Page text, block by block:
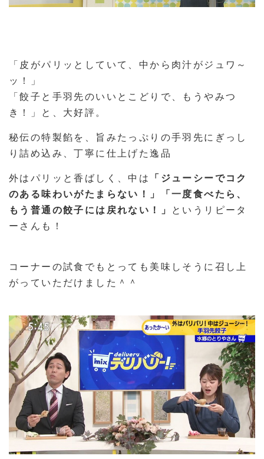
「皮がパリッとしていて、中から肉汁がジュワ～
ッ！」
「餃子と手羽先のいいとこどりで、もうやみつ
き！」と、大好評。
秘伝の特製餡を、旨みたっぷりの手羽先にぎっし
り詰め込み、丁寧に仕上げた逸品
外はパリッと香ばしく、中は
「ジューシーでコク
のある味わいがたまらない！」「一度食べたら、
もう普通の餃子には戻れない！」
というリピータ
ーさんも！
コーナーの試食でもとっても美味しそうに召し上
がっていただけました＾＾